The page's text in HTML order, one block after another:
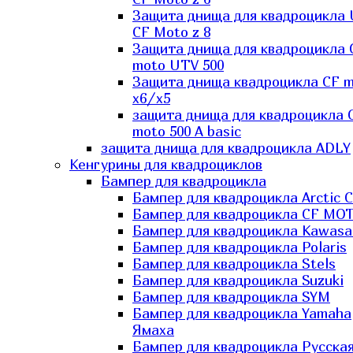
Защита днища для квадроцикла
CF Moto z 8
Защита днища для квадроцикла
moto UTV 500
Защита днища квадроцикла СF
x6/x5
защита днища для квадроцикла
moto 500 A basic
защита днища для квадроцикла ADLY
Кенгурины для квадроциклов
Бампер для квадроцикла
Бампер для квадроцикла Arctic
Бампер для квадроцикла CF
Бампер для квадроцикла
Бампер для квадроцикла Polaris
Бампер для квадроцикла Stels
Бампер для квадроцикла Suzuki
Бампер для квадроцикла SYM
Бампер для квадроцикла Yamaha
Ямаха
Бампер для квадроцикла